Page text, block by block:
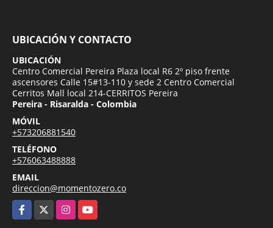
UBICACIÓN Y CONTACTO
UBICACIÓN
Centro Comercial Pereira Plaza local R6 2º piso frente
ascensores Calle 15#13-110 y sede 2 Centro Comercial
Cerritos Mall local 214-CERRITOS Pereira
Pereira - Risaralda - Colombia
MÓVIL
+573206881540
TELÉFONO
+576063488888
EMAIL
direccion@momentozero.co
Facebook
InstagramYouTube